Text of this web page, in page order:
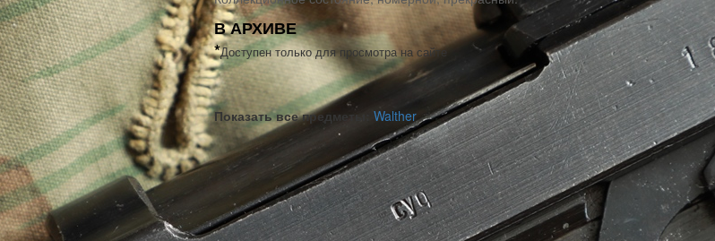
В АРХИВЕ
*Доступен только для просмотра на сайте
Показать все предметы: Walther